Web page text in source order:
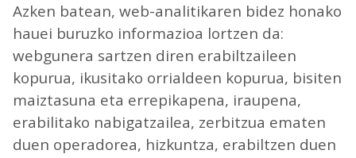
Azken batean, web-analitikaren bidez honako
hauei buruzko informazioa lortzen da:
webgunera sartzen diren erabiltzaileen
kopurua, ikusitako orrialdeen kopurua, bisiten
maiztasuna eta errepikapena, iraupena,
erabilitako nabigatzailea, zerbitzua ematen
duen operadorea, hizkuntza, erabiltzen duen